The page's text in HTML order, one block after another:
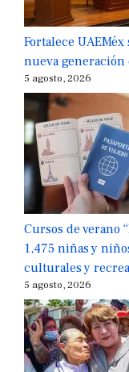
Fortalece
nueva
5 agosto, 2026
Cursos de verano
1,475 niñas y
culturales y
5 agosto, 2026